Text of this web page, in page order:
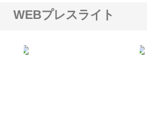
WEBプレスライト